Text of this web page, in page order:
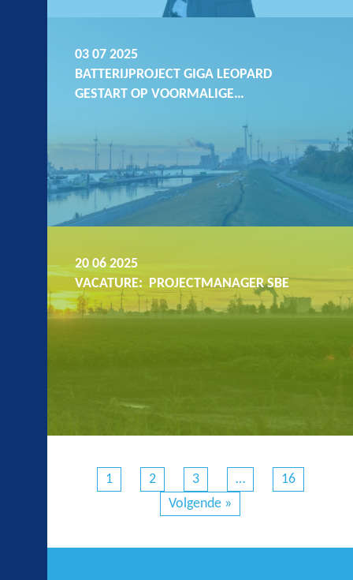
03 07 2025
BATTERIJPROJECT GIGA LEOPARD
GESTART OP VOORMALIGE…
20 06 2025
VACATURE: PROJECTMANAGER SBE
1 2 3 …
16
Volgende »